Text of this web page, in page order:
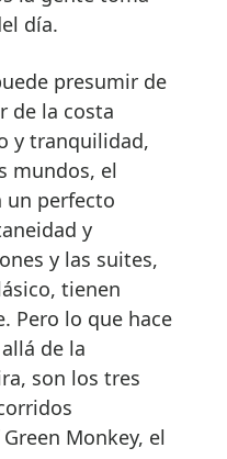
día.
presumir de
de la costa
y tranquilidad,
mundos, el
un perfecto
y
y las suites,
tienen
Pero lo que hace
de la
son los tres
Monkey, el